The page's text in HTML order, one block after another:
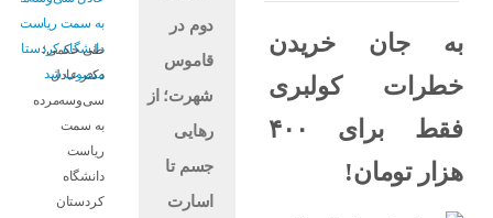
به جان خریدن
خطرات کولبری
فقط برای ۴۰۰
هزار تومان!
دوم در
قاموس
شهرت؛ از
رهایی
جسم تا
اسارت
طی حکمی؛
دکتر عادل
سی‌وسه‌مرده
به سمت
ریاست
دانشگاه
کردستان